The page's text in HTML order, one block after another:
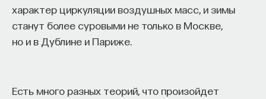
характер циркуляции воздушных масс, и зимы
станут более суровыми не только в Москве,
но и в Дублине и Париже.
Есть много разных теорий, что произойдет